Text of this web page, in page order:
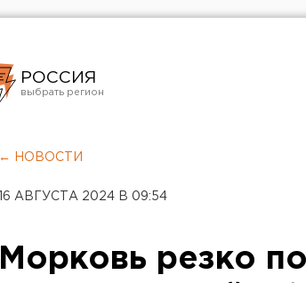
РОССИЯ
Челябинск
← НОВОСТИ
16 АВГУСТА 2024 В 09:54
Морковь резко